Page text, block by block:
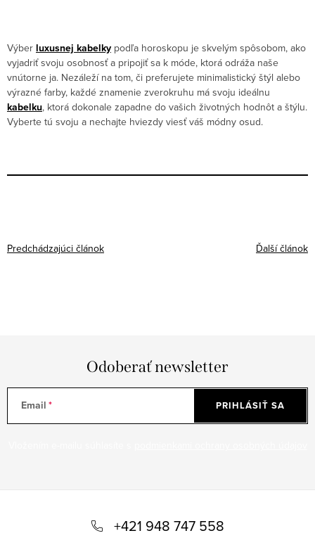
Výber luxusnej kabelky podľa horoskopu je skvelým spôsobom, ako
vyjadriť svoju osobnosť a pripojiť sa k móde, ktorá odráža naše
vnútorne ja. Nezáleží na tom, či preferujete minimalistický štýl alebo
výrazné farby, každé znamenie zverokruhu má svoju ideálnu
kabelku, ktorá dokonale zapadne do vašich životných hodnôt a štýlu.
Vyberte tú svoju a nechajte hviezdy viesť váš módny osud.
Predchádzajúci článok Ďalší článok
Odoberať newsletter
Email PRIHLÁSIŤ SA
+421 948 747 558